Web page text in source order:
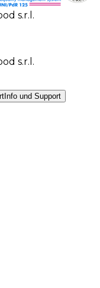
s.r.l.
s.r.l.
Info und Support